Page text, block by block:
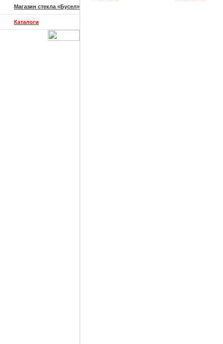
Магазин стекла «Бусел»
Каталоги